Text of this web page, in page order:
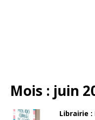
Mois : juin
Librairie :